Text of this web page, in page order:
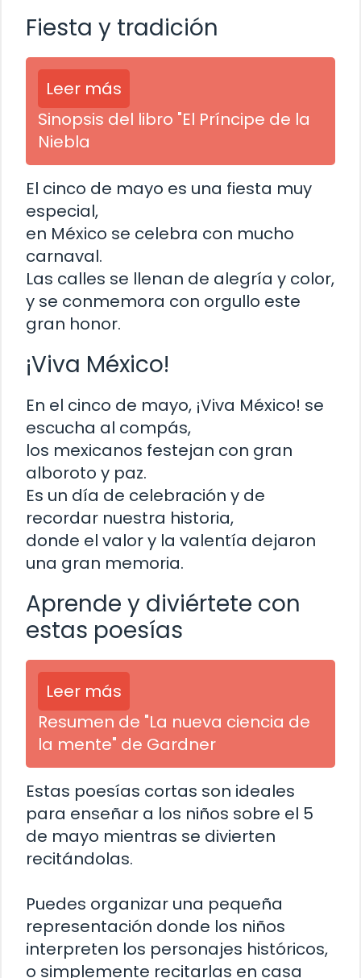
Fiesta y tradición
Leer más
Sinopsis del libro "El Príncipe de la
Niebla
El cinco de mayo es una fiesta muy
especial,
en México se celebra con mucho
carnaval.
Las calles se llenan de alegría y color,
y se conmemora con orgullo este
gran honor.
¡Viva México!
En el cinco de mayo, ¡Viva México! se
escucha al compás,
los mexicanos festejan con gran
alboroto y paz.
Es un día de celebración y de
recordar nuestra historia,
donde el valor y la valentía dejaron
una gran memoria.
Aprende y diviértete con
estas poesías
Leer más
Resumen de "La nueva ciencia de
la mente" de Gardner
Estas poesías cortas son ideales
para enseñar a los niños sobre el 5
de mayo mientras se divierten
recitándolas.
Puedes organizar una pequeña
representación donde los niños
interpreten los personajes históricos,
o simplemente recitarlas en casa